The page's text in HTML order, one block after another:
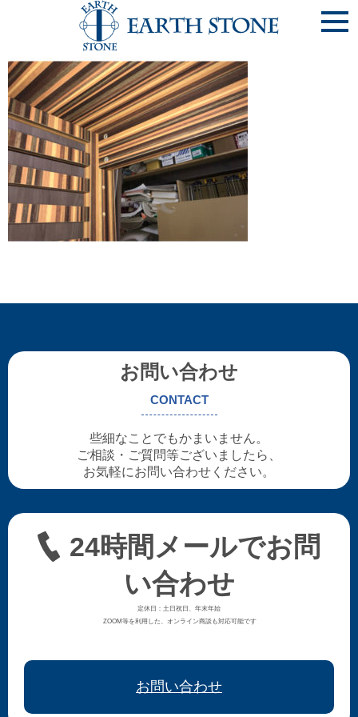
《ﾃﾞｽｸ-11-⑨》ｷｯｽﾞﾃﾞｽｸ
お問い合わせ
CONTACT
些細なことでもかまいません。
ご相談・ご質問等ございましたら、
お気軽にお問い合わせください。
24時間メールでお問
い合わせ
定休日：土日祝日、年末年始
ZOOM等を利用した、オンライン商談も対応可能です
お問い合わせ